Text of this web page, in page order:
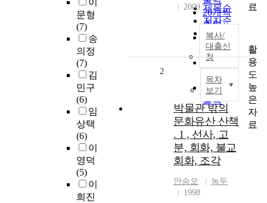
이
문형
(7)
송
의정
(7)
김
민구
(6)
임
상택
(6)
이
영덕
(5)
이
희진
제목순
저자순
발행기
관순
20개씩
출력
30개씩
출력
50개씩
출력
100개씩
출력
2009
복사/
대출신
청
목차
보기
2
박물관 밖의
문화유산 산책
. 1 , 선사, 고
분, 회화, 불교
회화, 조각
안승모
녹두
1998
료
활
용
도
높
은
자
료